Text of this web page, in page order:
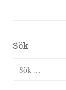
Sök
Sök efter: